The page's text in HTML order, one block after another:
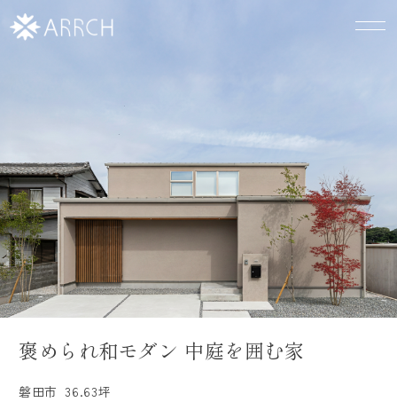
カタログ請求 人気の間取りプラン
オーナー様の体験談
褒められ和モダン 中庭を囲む家
磐田市 36.63坪